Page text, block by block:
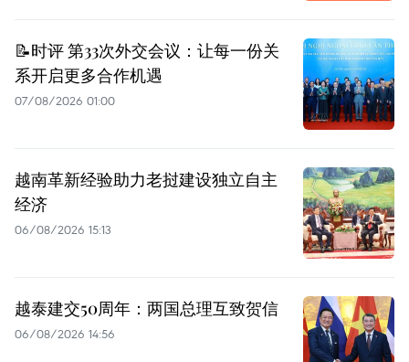
📝时评 第33次外交会议：让每一份关
系开启更多合作机遇
07/08/2026 01:00
越南革新经验助力老挝建设独立自主
经济
06/08/2026 15:13
越泰建交50周年：两国总理互致贺信
06/08/2026 14:56